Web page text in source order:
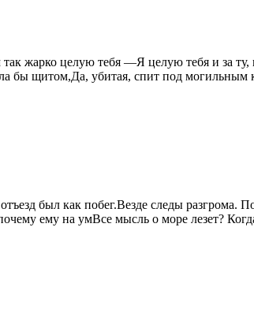
жарко целую тебя —Я целую тебя и за
бы щитом,Да, убитая, спит под
был как побег.Везде следы
ему на умВсе мысль о море лезет?